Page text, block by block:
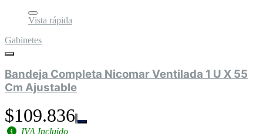
Vista rápida
Gabinetes
Bandeja Completa Nicomar Ventilada 1 U X 55
Cm Ajustable
$109.836
IVA Incluido